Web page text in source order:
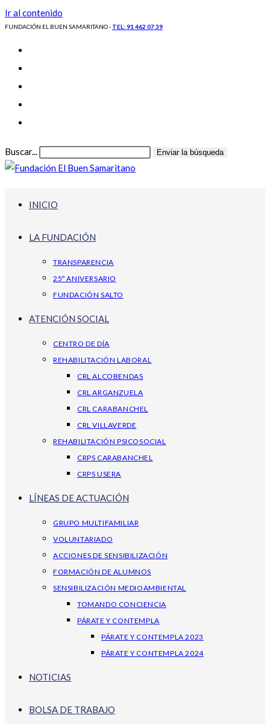
Ir al contenido
FUNDACIÓN EL BUEN SAMARITANO - TEL: 91 462 07 39
Buscar... Enviar la búsqueda
INICIO
LA FUNDACIÓN
TRANSPARENCIA
25º ANIVERSARIO
FUNDACIÓN SALTO
ATENCIÓN SOCIAL
CENTRO DE DÍA
REHABILITACIÓN LABORAL
CRL ALCOBENDAS
CRL ARGANZUELA
CRL CARABANCHEL
CRL VILLAVERDE
REHABILITACIÓN PSICOSOCIAL
CRPS CARABANCHEL
CRPS USERA
LÍNEAS DE ACTUACIÓN
GRUPO MULTIFAMILIAR
VOLUNTARIADO
ACCIONES DE SENSIBILIZACIÓN
FORMACIÓN DE ALUMNOS
SENSIBILIZACIÓN MEDIOAMBIENTAL
TOMANDO CONCIENCIA
PÁRATE Y CONTEMPLA
PÁRATE Y CONTEMPLA 2023
PÁRATE Y CONTEMPLA 2024
NOTICIAS
BOLSA DE TRABAJO